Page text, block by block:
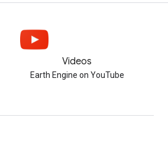
Videos
Earth Engine on YouTube